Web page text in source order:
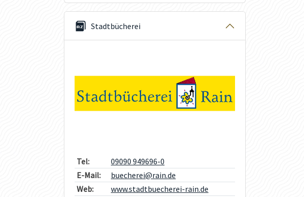
Stadtbücherei
Tel:
09090 949696-0
E-Mail:
buecherei@rain.de
Web:
www.stadtbuecherei-rain.de